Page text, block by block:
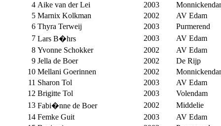
4 Aike van der Lei 2003
5 Marnix Kolkman 2002
AV Edam
6 Thyra Terweij 2003
Purmerend
7 Lars B�hrs 2003
AV Edam
8 Yvonne Schokker 2002
AV Edam
9 Jella de Boer 2002
De Rijp
10 Mellani Goerinnen 2002
11 Sharon Tol 2003
AV Edam
12 Brigitte Tol 2003
Volendam
13 Fabi�nne de Boer 2002
Middelie
14 Femke Guit 2003
AV Edam